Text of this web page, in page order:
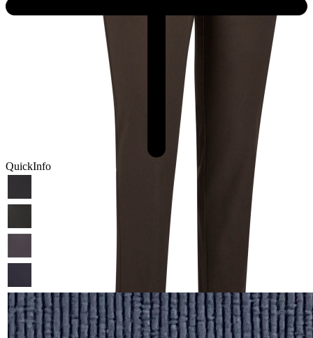
QuickInfo